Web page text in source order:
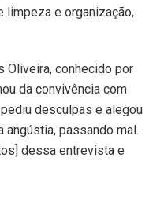
limpeza e organização,
Oliveira, conhecido por
da convivência com
desculpas e alegou
angústia, passando mal.
dessa entrevista e